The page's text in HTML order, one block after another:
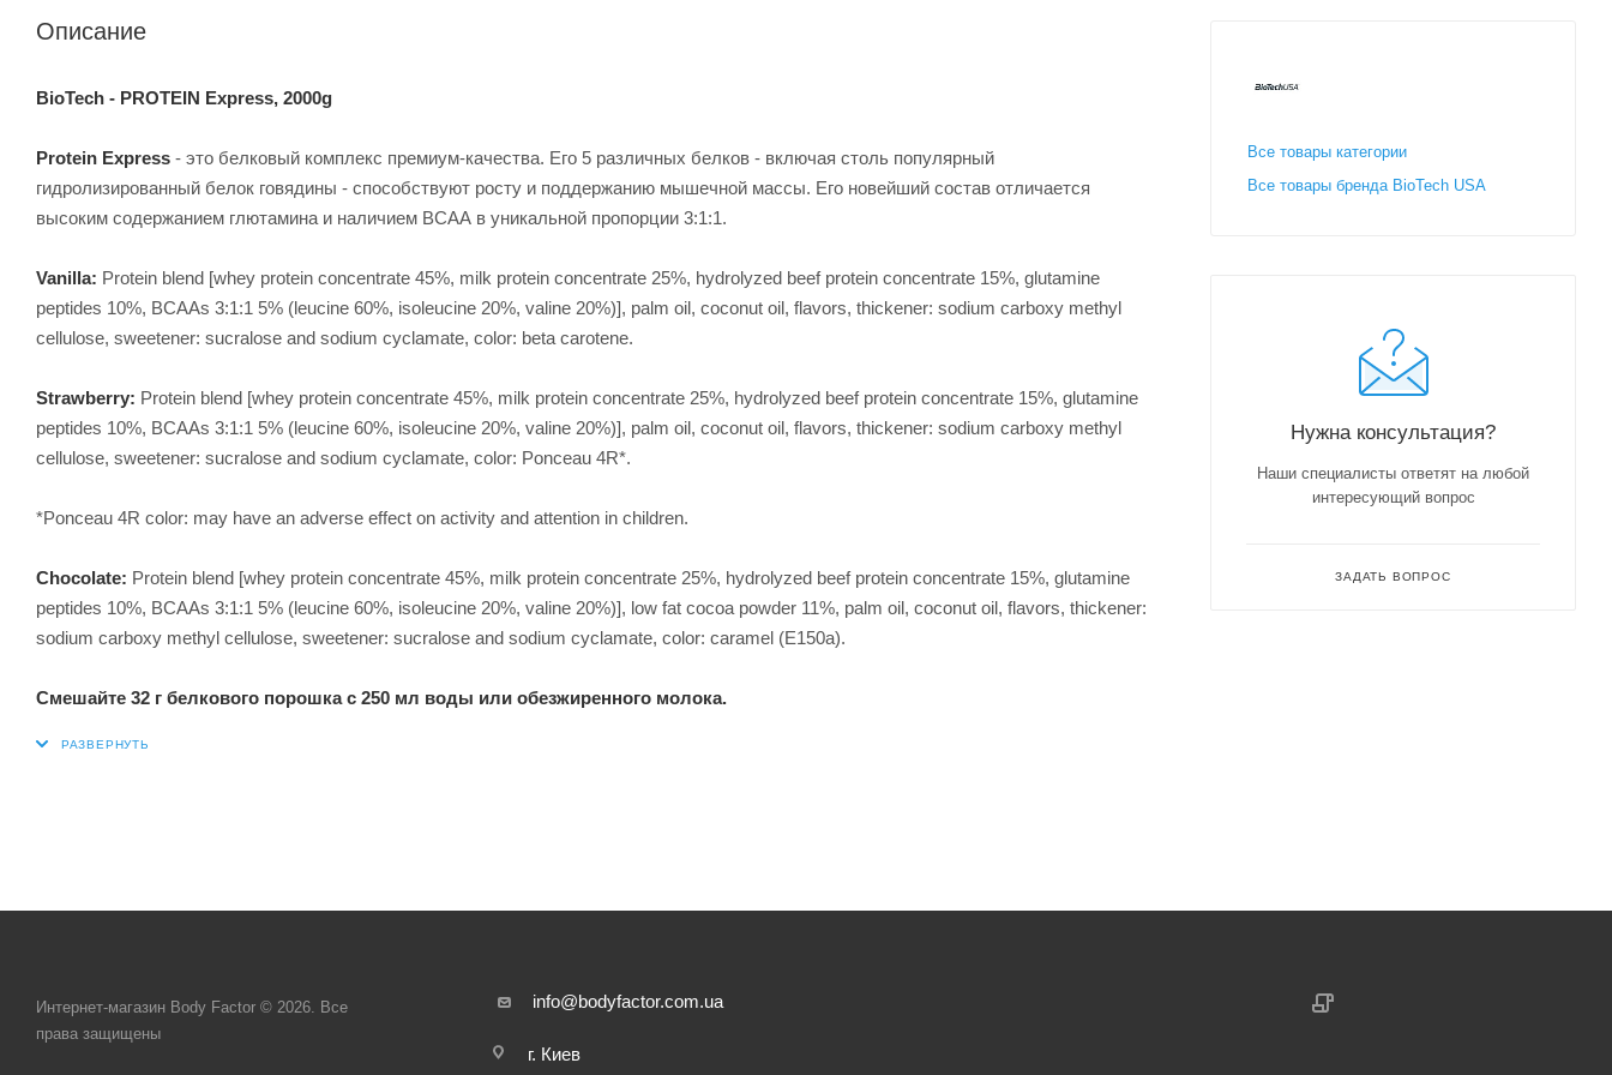
Описание
BioTech - PROTEIN Express, 2000g
Protein Express - это белковый комплекс премиум-качества. Его 5 различных белков - включая столь популярный
гидролизированный белок говядины - способствуют росту и поддержанию мышечной массы. Его новейший состав отличается
высоким содержанием глютамина и наличием ВСАА в уникальной пропорции 3:1:1.
Vanilla: Protein blend [whey protein concentrate 45%, milk protein concentrate 25%, hydrolyzed beef protein concentrate 15%, glutamine
peptides 10%, BCAAs 3:1:1 5% (leucine 60%, isoleucine 20%, valine 20%)], palm oil, coconut oil, flavors, thickener: sodium carboxy methyl
cellulose, sweetener: sucralose and sodium cyclamate, color: beta carotene.
Strawberry: Protein blend [whey protein concentrate 45%, milk protein concentrate 25%, hydrolyzed beef protein concentrate 15%, glutamine
peptides 10%, BCAAs 3:1:1 5% (leucine 60%, isoleucine 20%, valine 20%)], palm oil, coconut oil, flavors, thickener: sodium carboxy methyl
cellulose, sweetener: sucralose and sodium cyclamate, color: Ponceau 4R*.
*Ponceau 4R color: may have an adverse effect on activity and attention in children.
Chocolate: Protein blend [whey protein concentrate 45%, milk protein concentrate 25%, hydrolyzed beef protein concentrate 15%, glutamine
peptides 10%, BCAAs 3:1:1 5% (leucine 60%, isoleucine 20%, valine 20%)], low fat cocoa powder 11%, palm oil, coconut oil, flavors, thickener:
sodium carboxy methyl cellulose, sweetener: sucralose and sodium cyclamate, color: caramel (E150a).
Cмешайте 32 г белкового порошка с 250 мл воды или обезжиренного молока.
Все товары категории
Все товары бренда BioTech USA
Нужна консультация?
Наши специалисты ответят на любой
интересующий вопрос
ЗАДАТЬ ВОПРОС
Интернет-магазин Body Factor © 2026. Все
права защищены
info@bodyfactor.com.ua
г. Киев